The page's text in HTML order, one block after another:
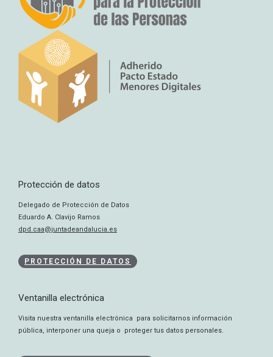
Protección de datos
Delegado de Protección de Datos
Eduardo A. Clavijo Ramos
dpd.caa@juntadeandalucia.es
PROTECCIÓN DE DATOS
Ventanilla electrónica
Visita nuestra ventanilla electrónica para solicitarnos información
pública, interponer una queja o proteger tus datos personales.